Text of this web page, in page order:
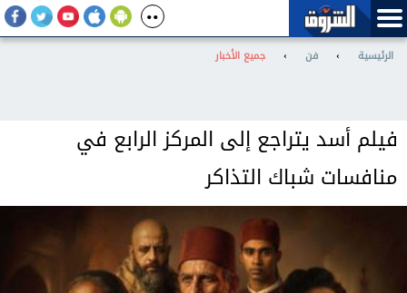
الرئيسية › فن › جميع الأخبار
فيلم أسد يتراجع إلى المركز الرابع في
منافسات شباك التذاكر